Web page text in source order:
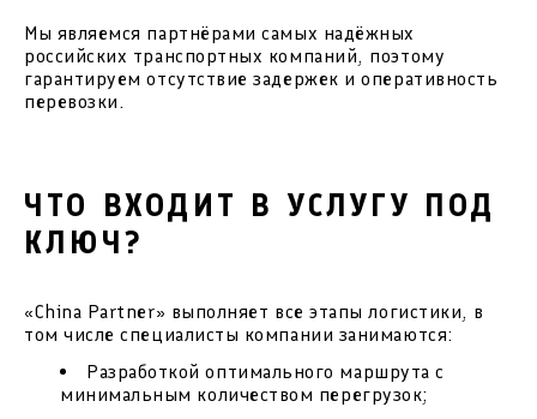
Мы являемся партнёрами самых надёжных
российских транспортных компаний, поэтому
гарантируем отсутствие задержек и оперативность
перевозки.
ЧТО ВХОДИТ В УСЛУГУ ПОД
КЛЮЧ?
«China Partner» выполняет все этапы логистики, в
том числе специалисты компании занимаются:
Разработкой оптимального маршрута с
минимальным количеством перегрузок;